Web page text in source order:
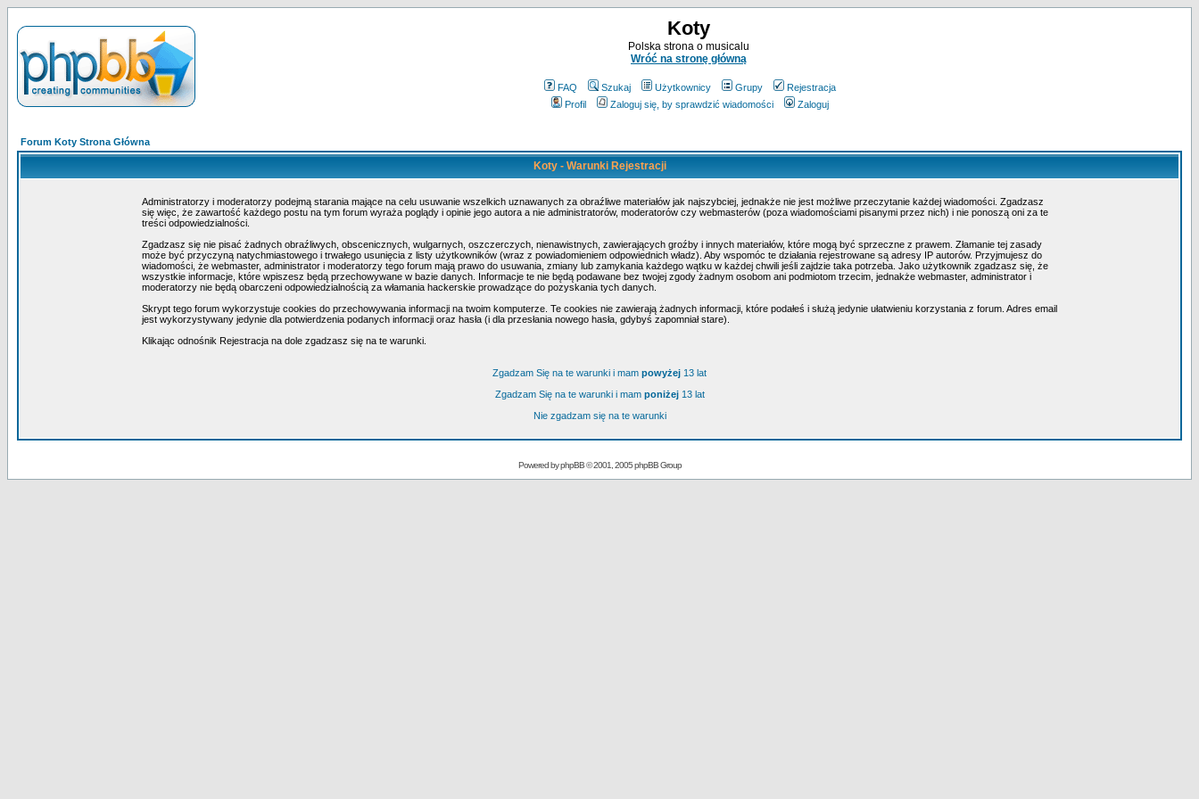
Koty
Polska strona o musicalu
Wróć na stronę główną
FAQ Szukaj Użytkownicy Grupy
Rejestracja
Profil
Zaloguj się, by sprawdzić wiadomości Zaloguj
Forum Koty Strona Główna
Koty - Warunki Rejestracji
Administratorzy i moderatorzy podejmą starania mające na celu usuwanie wszelkich uznawanych za obraźliwe materiałów jak najszybciej, jednakże nie jest możliwe przeczytanie każdej wiadomości. Zgadzasz
się więc, że zawartość każdego postu na tym forum wyraża poglądy i opinie jego autora a nie administratorów, moderatorów czy webmasterów (poza wiadomościami pisanymi przez nich) i nie ponoszą oni za te
treści odpowiedzialności.
Zgadzasz się nie pisać żadnych obraźliwych, obscenicznych, wulgarnych, oszczerczych, nienawistnych, zawierających groźby i innych materiałów, które mogą być sprzeczne z prawem. Złamanie tej zasady
może być przyczyną natychmiastowego i trwałego usunięcia z listy użytkowników (wraz z powiadomieniem odpowiednich władz). Aby wspomóc te działania rejestrowane są adresy IP autorów. Przyjmujesz do
wiadomości, że webmaster, administrator i moderatorzy tego forum mają prawo do usuwania, zmiany lub zamykania każdego wątku w każdej chwili jeśli zajdzie taka potrzeba. Jako użytkownik zgadzasz się, że
wszystkie informacje, które wpiszesz będą przechowywane w bazie danych. Informacje te nie będą podawane bez twojej zgody żadnym osobom ani podmiotom trzecim, jednakże webmaster, administrator i
moderatorzy nie będą obarczeni odpowiedzialnością za włamania hackerskie prowadzące do pozyskania tych danych.
Skrypt tego forum wykorzystuje cookies do przechowywania informacji na twoim komputerze. Te cookies nie zawierają żadnych informacji, które podałeś i służą jedynie ułatwieniu korzystania z forum. Adres email
jest wykorzystywany jedynie dla potwierdzenia podanych informacji oraz hasła (i dla przesłania nowego hasła, gdybyś zapomniał stare).
Klikając odnośnik Rejestracja na dole zgadzasz się na te warunki.
Zgadzam Się na te warunki i mam powyżej 13 lat
Zgadzam Się na te warunki i mam poniżej13 lat
Nie zgadzam się na te warunki
Powered byphpBB© 2001, 2005 phpBB Group